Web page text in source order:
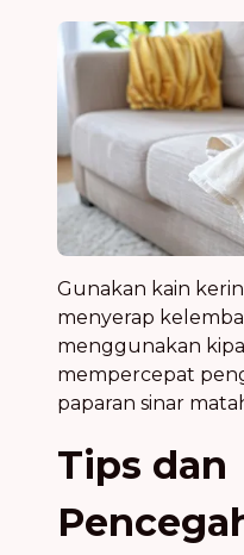
Gunakan kain
menyerap
menggunakan
mempercepat
paparan sinar
Tips dan